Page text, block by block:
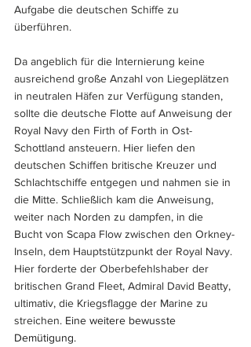
Aufgabe die deutschen Schiffe zu
überführen.
Da angeblich für die Internierung keine
ausreichend große Anzahl von Liegeplätzen
in neutralen Häfen zur Verfügung standen,
sollte die deutsche Flotte auf Anweisung der
Royal Navy den Firth of Forth in Ost-
Schottland ansteuern. Hier liefen den
deutschen Schiffen britische Kreuzer und
Schlachtschiffe entgegen und nahmen sie in
die Mitte. Schließlich kam die Anweisung,
weiter nach Norden zu dampfen, in die
Bucht von Scapa Flow zwischen den Orkney-
Inseln, dem Hauptstützpunkt der Royal Navy.
Hier forderte der Oberbefehlshaber der
britischen Grand Fleet, Admiral David Beatty,
ultimativ, die Kriegsflagge der Marine zu
streichen. Eine weitere bewusste
Demütigung.